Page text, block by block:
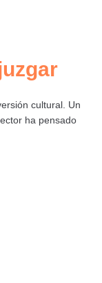
cultural. Un
ha pensado